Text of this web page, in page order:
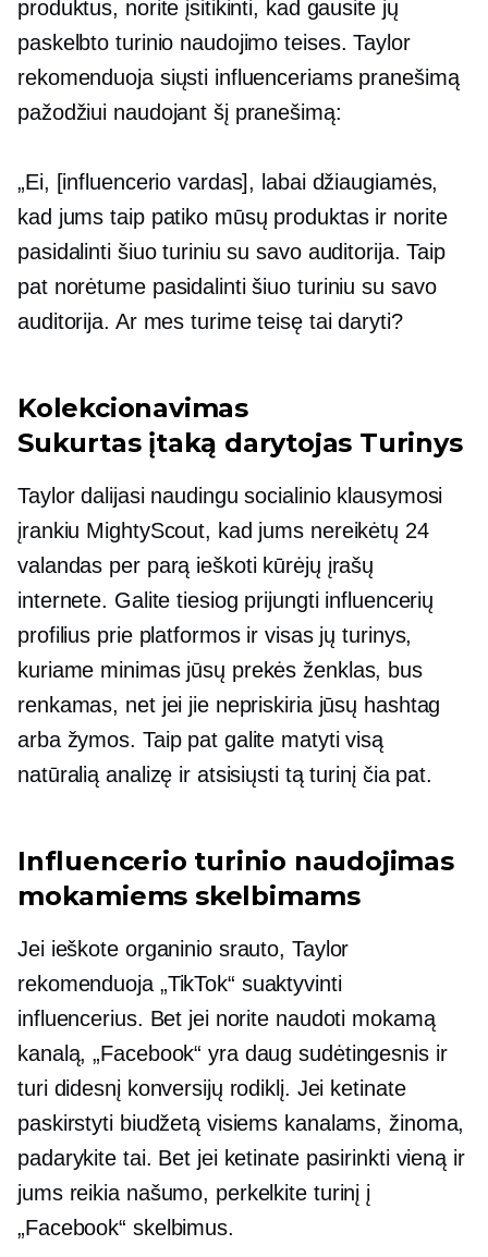
produktus, norite įsitikinti, kad gausite jų
paskelbto turinio naudojimo teises. Taylor
rekomenduoja siųsti influenceriams pranešimą
pažodžiui naudojant šį pranešimą:
„Ei, [influencerio vardas], labai džiaugiamės,
kad jums taip patiko mūsų produktas ir norite
pasidalinti šiuo turiniu su savo auditorija. Taip
pat norėtume pasidalinti šiuo turiniu su savo
auditorija. Ar mes turime teisę tai daryti?
Kolekcionavimas
Sukurtas įtaką darytojas Turinys
Taylor dalijasi naudingu socialinio klausymosi
įrankiu MightyScout, kad jums nereikėtų 24
valandas per parą ieškoti kūrėjų įrašų
internete. Galite tiesiog prijungti influencerių
profilius prie platformos ir visas jų turinys,
kuriame minimas jūsų prekės ženklas, bus
renkamas, net jei jie nepriskiria jūsų hashtag
arba žymos. Taip pat galite matyti visą
natūralią analizę ir atsisiųsti tą turinį čia pat.
Influencerio turinio naudojimas
mokamiems skelbimams
Jei ieškote organinio srauto, Taylor
rekomenduoja „TikTok“ suaktyvinti
influencerius. Bet jei norite naudoti mokamą
kanalą, „Facebook“ yra daug sudėtingesnis ir
turi didesnį konversijų rodiklį. Jei ketinate
paskirstyti biudžetą visiems kanalams, žinoma,
padarykite tai. Bet jei ketinate pasirinkti vieną ir
jums reikia našumo, perkelkite turinį į
„Facebook“ skelbimus.